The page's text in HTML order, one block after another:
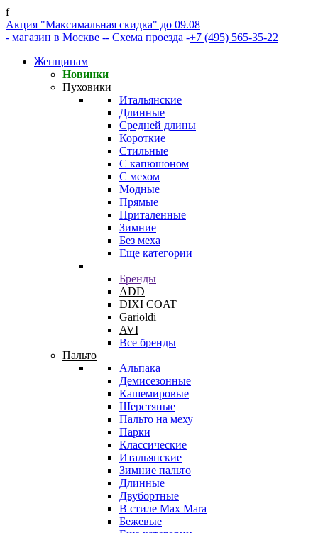
f
Акция "Максимальная скидка" до 09.08
- магазин в Москве -- Схема проезда -+7 (495) 565-35-22
Женщинам
Новинки
Пуховики
Итальянские
Длинные
Средней длины
Короткие
Стильные
С капюшоном
С мехом
Модные
Прямые
Приталенные
Зимние
Без меха
Еще категории
Бренды
ADD
DIXI COAT
Garioldi
AVI
Все бренды
Пальто
Альпака
Демисезонные
Кашемировые
Шерстяные
Пальто на меху
Парки
Классические
Итальянские
Зимние пальто
Длинные
Двубортные
В стиле Max Mara
Бежевые